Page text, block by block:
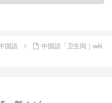
国語
中国語「卫生间｜wèi